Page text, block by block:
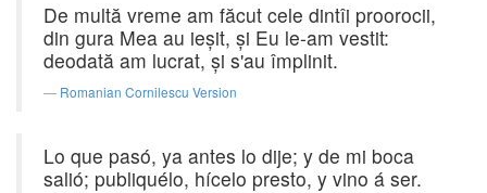
De multă vreme am făcut cele dintîi proorocii,
din gura Mea au ieşit, şi Eu le-am vestit:
deodată am lucrat, şi s'au împlinit.
Romanian Cornilescu Version
Lo que pasó, ya antes lo dije; y de mi boca
salió; publiquélo, hícelo presto, y vino á ser.